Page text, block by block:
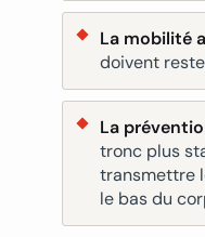
La mobilité
doivent
La
tronc plus
transmettre
le bas du